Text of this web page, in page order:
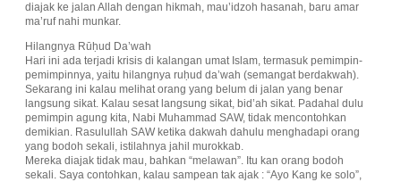
diajak ke jalan Allah dengan hikmah, mau’idzoh hasanah, baru amar
ma’ruf nahi munkar.
Hilangnya Rūḥud Da’wah
Hari ini ada terjadi krisis di kalangan umat Islam, termasuk pemimpin-
pemimpinnya, yaitu hilangnya ruḥud da’wah (semangat berdakwah).
Sekarang ini kalau melihat orang yang belum di jalan yang benar
langsung sikat. Kalau sesat langsung sikat, bid’ah sikat. Padahal dulu
pemimpin agung kita, Nabi Muhammad SAW, tidak mencontohkan
demikian. Rasulullah SAW ketika dakwah dahulu menghadapi orang
yang bodoh sekali, istilahnya jahil murokkab.
Mereka diajak tidak mau, bahkan “melawan”. Itu kan orang bodoh
sekali. Saya contohkan, kalau sampean tak ajak : “Ayo Kang ke solo”,